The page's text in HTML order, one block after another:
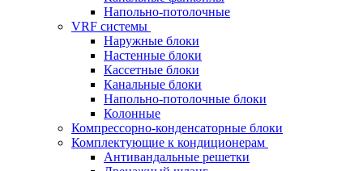
Напольно-потолочные
VRF системы
Наружные блоки
Настенные блоки
Кассетные блоки
Канальные блоки
Напольно-потолочные блоки
Колонные
Компрессорно-конденсаторные блоки
Комплектующие к кондиционерам
Антивандальные решетки